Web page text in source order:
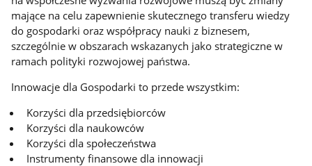
mające na celu zapewnienie skutecznego transferu wiedzy
do gospodarki oraz współpracy nauki z biznesem,
szczególnie w obszarach wskazanych jako strategiczne w
ramach polityki rozwojowej państwa.
Innowacje dla Gospodarki to przede wszystkim:
Korzyści dla przedsiębiorców
Korzyści dla naukowców
Korzyści dla społeczeństwa
Instrumenty finansowe dla innowacji